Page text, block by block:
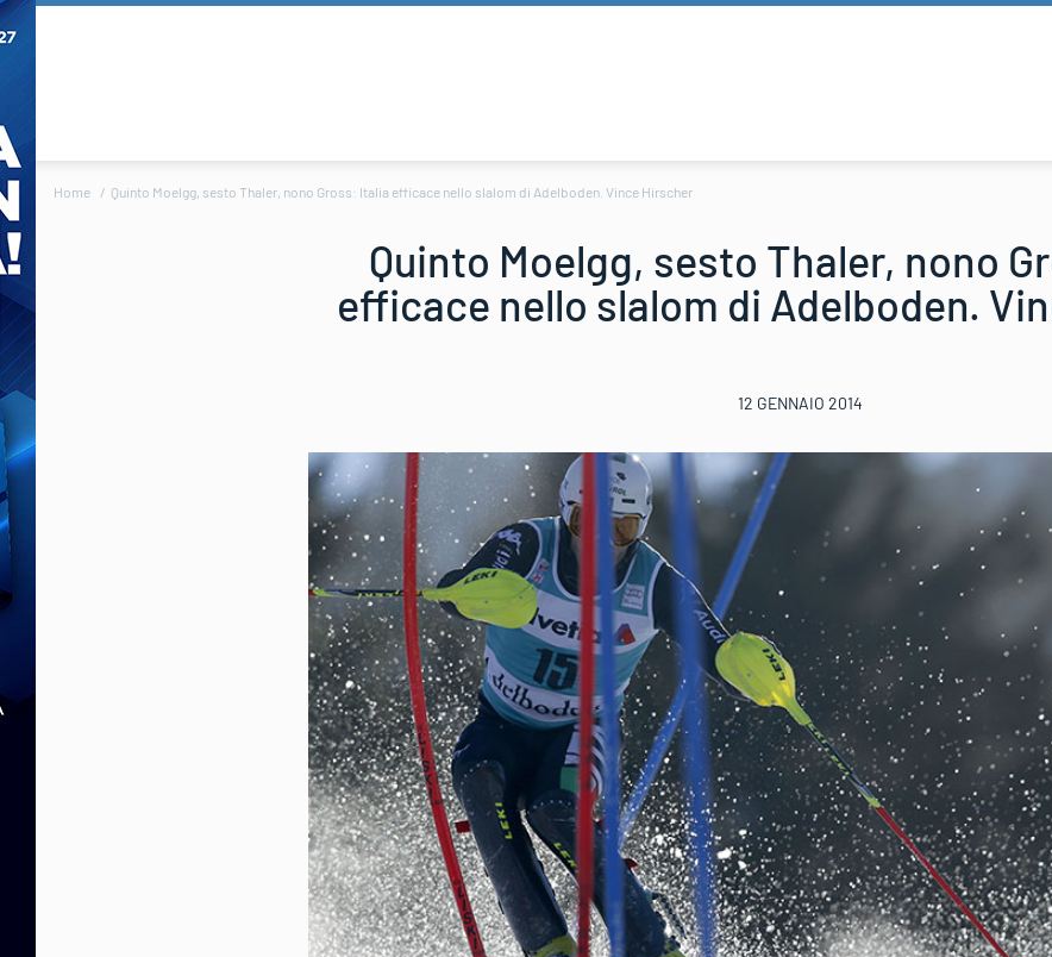
Home Quinto Moelgg, sesto Thaler, nono Gross: Italia efficace nello slalom di Adelboden. Vince Hirscher
Quinto Moelgg, sesto Thaler, nono
efficace nello slalom di Adelboden.
12 GENNAIO 2014